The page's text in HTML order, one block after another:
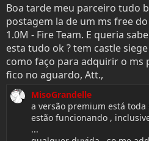
Boa tarde meu parceiro tudo
postagem la de um ms free
1.0M - Fire Team. E queria
esta tudo ok ? tem castle siege
como faço para adquirir o ms
fico no aguardo, Att.,
MisoGrandelle
a versão premium está toda
estão funcionando ,
...